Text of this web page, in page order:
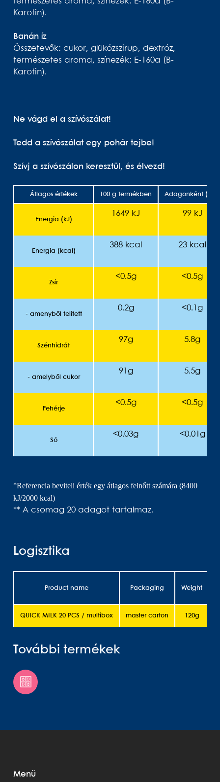
Karotin).
Banán íz
Összetevők: cukor, glükózszirup, dextróz,
természetes aroma, színezék: E-160a (B-
Karotin).
Ne vágd el a szívószálat!
Tedd a szívószálat egy pohár tejbe!
Szívj a szívószálon keresztül, és élvezd!
Átlagos értékek 100 g termékben Adagonként (6 g)
Energia (kJ)
1649 kJ 99 kJ
Energia (kcal)
388 kcal 23 kcal
Zsír
<0.5g <0.5g
- amenyből telített
0.2g <0.1g
Szénhidrát
97g 5.8g
- amelyből cukor
91g 5.5g
Fehérje
<0.5g <0.5g
Só
<0.03g <0.01g
*Referencia beviteli érték egy átlagos felnőtt számára (8400
kJ/2000 kcal)
** A csomag 20 adagot tartalmaz.
Logisztika
Product name Packaging Weight
QUICK MILK 20 PCS / multibox master carton 120g
További termékek
Menü